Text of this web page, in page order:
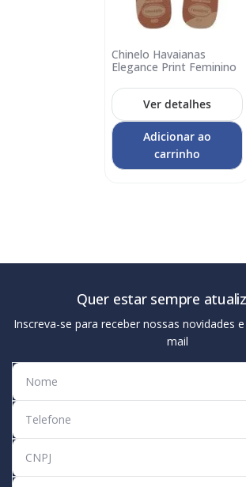
Chinelo Havaianas
Elegance Print Feminino
Adicionar
no
carrinhoVer detalhes
Adicionar ao
carrinho
Quer estar sempre
Inscreva-se para receber nossas novidades
mail